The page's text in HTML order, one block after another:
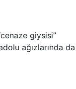
giysisi”
ağızlarında da